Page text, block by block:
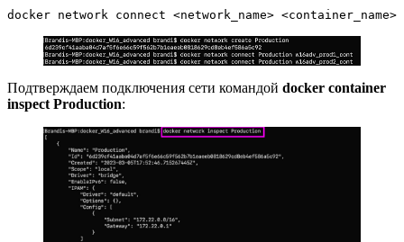
docker network connect <network_name> <container_name>
Подтверждаем подключения сети командой docker container
inspect Production: